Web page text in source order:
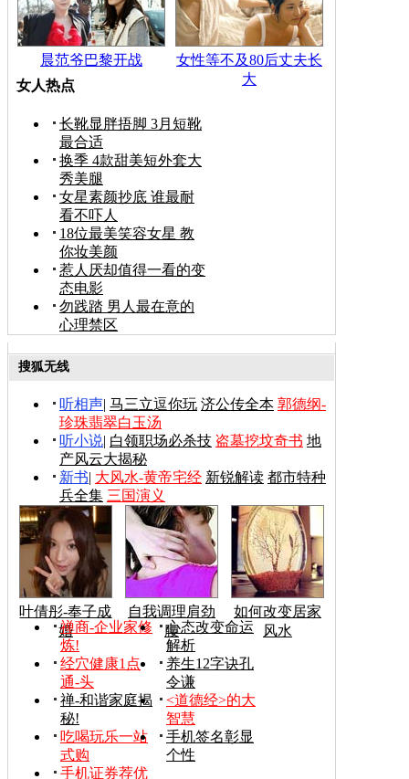
晨范爷巴黎开战
女性等不及80后丈夫长
大
女人热点
长靴显胖捂脚 3月短靴
最合适
换季 4款甜美短外套大
秀美腿
女星素颜抄底 谁最耐
看不吓人
18位最美笑容女星 教
你妆美颜
惹人厌却值得一看的变
态电影
勿践踏 男人最在意的
心理禁区
搜狐无线
听相声| 马三立逗你玩 济公传全本 郭德纲-
珍珠翡翠白玉汤
听小说| 白领职场必杀技 盗墓挖坟奇书 地
产风云大揭秘
新书| 大风水-黄帝宅经 新锐解读 都市特种
兵全集 三国演义
叶倩彤-奉子成
婚
自我调理肩劲
腰
如何改变居家
风水
禅商-企业家修
炼!
心态改变命运
解析
经穴健康1点
通-头
养生12字诀孔
令谦
禅-和谐家庭揭
秘!
<道德经>的大
智慧
吃喝玩乐一站
式购
手机签名彰显
个性
手机证券荐优